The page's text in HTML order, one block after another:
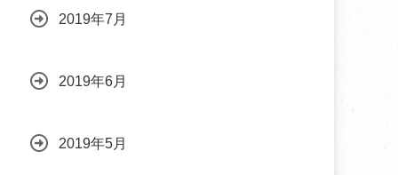
2019年7月
2019年6月
2019年5月